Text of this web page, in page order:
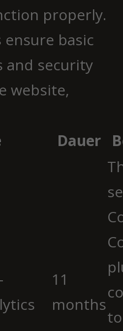
properly.
ensure basic
security
website,
Dauer
11
months